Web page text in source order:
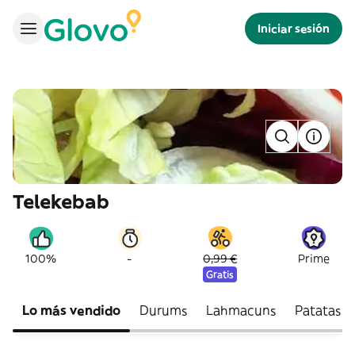
Iniciar sesión
Telekebab
100% - 0,99 €
Gratis
Prime
Lo más vendido Durums Lahmacuns Patatas